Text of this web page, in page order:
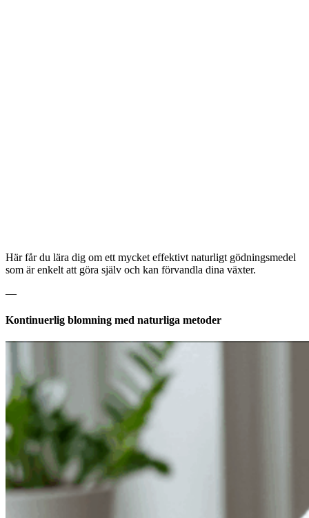
Här får du lära dig om ett mycket effektivt naturligt gödningsmedel
som är enkelt att göra själv och kan förvandla dina växter.
—
Kontinuerlig blomning med naturliga metoder